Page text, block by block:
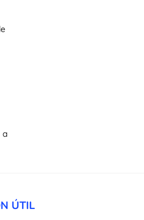
a
ÚTIL